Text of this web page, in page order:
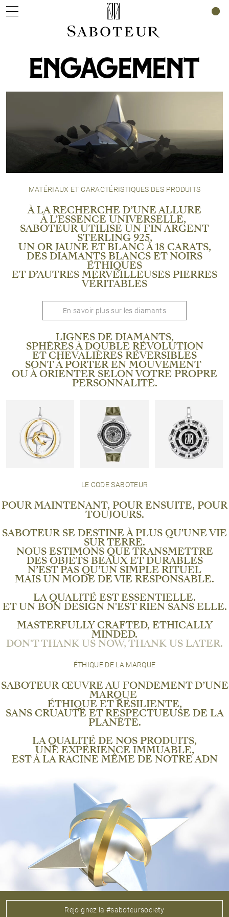
ENGAGEMENT
MATÉRIAUX ET CARACTÉRISTIQUES DES PRODUITS
À LA RECHERCHE D’UNE ALLURE
À L’ESSENCE UNIVERSELLE,
SABOTEUR UTILISE UN FIN ARGENT
STERLING 925,
UN OR JAUNE ET BLANC À 18 CARATS,
DES DIAMANTS BLANCS ET NOIRS
ÉTHIQUES
ET D’AUTRES MERVEILLEUSES PIERRES
VÉRITABLES
En savoir plus sur les diamants
LIGNES DE DIAMANTS,
SPHÈRES À DOUBLE RÉVOLUTION
ET CHEVALIÈRES RÉVERSIBLES
SONT À PORTER EN MOUVEMENT
OU À ORIENTER SELON VOTRE PROPRE
PERSONNALITÉ.
LE CODE SABOTEUR
POUR MAINTENANT, POUR ENSUITE, POUR
TOUJOURS.
SABOTEUR SE DESTINE À PLUS QU'UNE VIE
SUR TERRE.
NOUS ESTIMONS QUE TRANSMETTRE
DES OBJETS BEAUX ET DURABLES
N’EST PAS QU’UN SIMPLE RITUEL
MAIS UN MODE DE VIE RESPONSABLE.
LA QUALITÉ EST ESSENTIELLE.
ET UN BON DESIGN N'EST RIEN SANS ELLE.
MASTERFULLY CRAFTED, ETHICALLY
MINDED.
DON'T THANK US NOW, THANK US LATER.
ÉTHIQUE DE LA MARQUE
SABOTEUR ŒUVRE AU FONDEMENT D’UNE
MARQUE
ÉTHIQUE ET RÉSILIENTE,
SANS CRUAUTÉ ET RESPECTUEUSE DE LA
PLANÈTE.
LA QUALITÉ DE NOS PRODUITS,
UNE EXPÉRIENCE IMMUABLE,
EST À LA RACINE MÊME DE NOTRE ADN
Rejoignez la #saboteursociety